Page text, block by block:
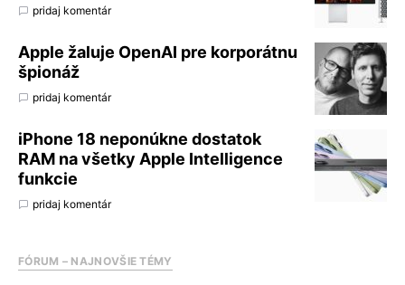
pridaj komentár
Apple žaluje OpenAI pre korporátnu
špionáž
pridaj komentár
iPhone 18 neponúkne dostatok
RAM na všetky Apple Intelligence
funkcie
pridaj komentár
FÓRUM – NAJNOVŠIE TÉMY